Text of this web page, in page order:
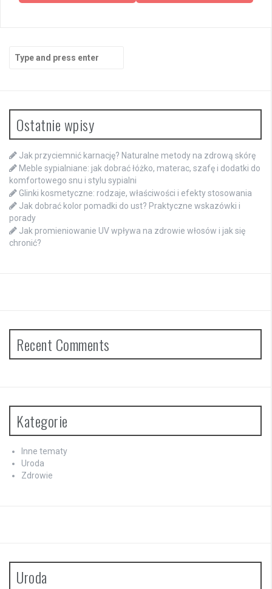
for:
Ostatnie wpisy
Jak przyciemnić karnację? Naturalne metody na zdrową skórę
Meble sypialniane: jak dobrać łóżko, materac, szafę i dodatki do
komfortowego snu i stylu sypialni
Glinki kosmetyczne: rodzaje, właściwości i efekty stosowania
Jak dobrać kolor pomadki do ust? Praktyczne wskazówki i
porady
Jak promieniowanie UV wpływa na zdrowie włosów i jak się
chronić?
Recent Comments
Kategorie
Inne tematy
Uroda
Zdrowie
Uroda